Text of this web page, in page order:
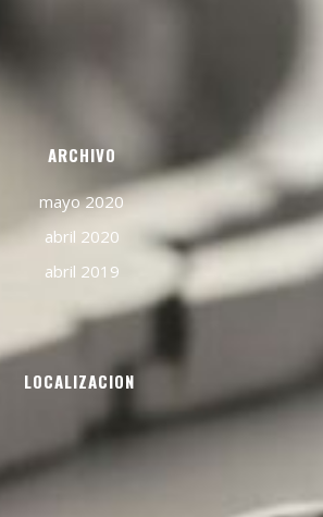
ARCHIVO
mayo 2020
abril 2020
abril 2019
LOCALIZACION